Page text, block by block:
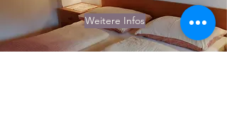
Weitere Infos